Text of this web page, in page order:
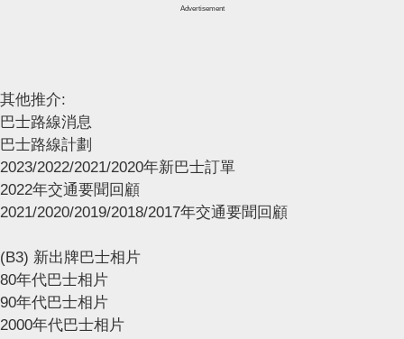
Advertisement
其他推介:
巴士路線消息
巴士路線計劃
2023/2022/2021/2020年新巴士訂單
2022年交通要聞回顧
2021/2020/2019/2018/2017年交通要聞回顧
(B3) 新出牌巴士相片
80年代巴士相片
90年代巴士相片
2000年代巴士相片